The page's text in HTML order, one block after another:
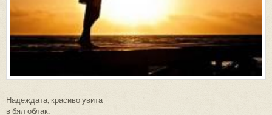
Надеждата, красиво увита
в бял облак,